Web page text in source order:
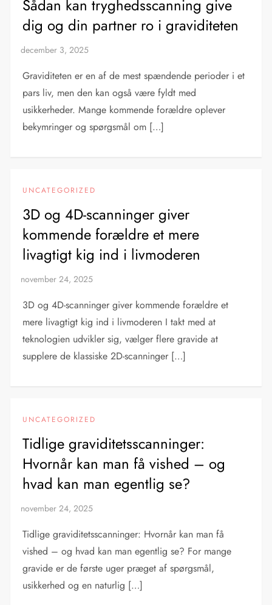
Sådan kan tryghedsscanning give
dig og din partner ro i graviditeten
Graviditeten er en af de mest spændende perioder i et
pars liv, men den kan også være fyldt med
usikkerheder. Mange kommende forældre oplever
bekymringer og spørgsmål om […]
UNCATEGORIZED
3D og 4D-scanninger giver
kommende forældre et mere
livagtigt kig ind i livmoderen
3D og 4D-scanninger giver kommende forældre et
mere livagtigt kig ind i livmoderen I takt med at
teknologien udvikler sig, vælger flere gravide at
supplere de klassiske 2D-scanninger […]
UNCATEGORIZED
Tidlige graviditets­scanninger:
Hvornår kan man få vished – og
hvad kan man egentlig se?
Tidlige graviditets­scanninger: Hvornår kan man få
vished – og hvad kan man egentlig se? For mange
gravide er de første uger præget af spørgsmål,
usikkerhed og en naturlig […]